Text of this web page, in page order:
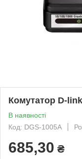
Комутатор D-
В наявності
Код: DGS-1005A
685,30 ₴